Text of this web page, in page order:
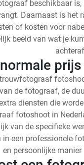
beschikbaar
Daarnaast is het
of kosten voor
beeld van wat je
de fotograaf, de
diensten die
fotoshoot in
van de specifieke
een professionele
en persoonlijke